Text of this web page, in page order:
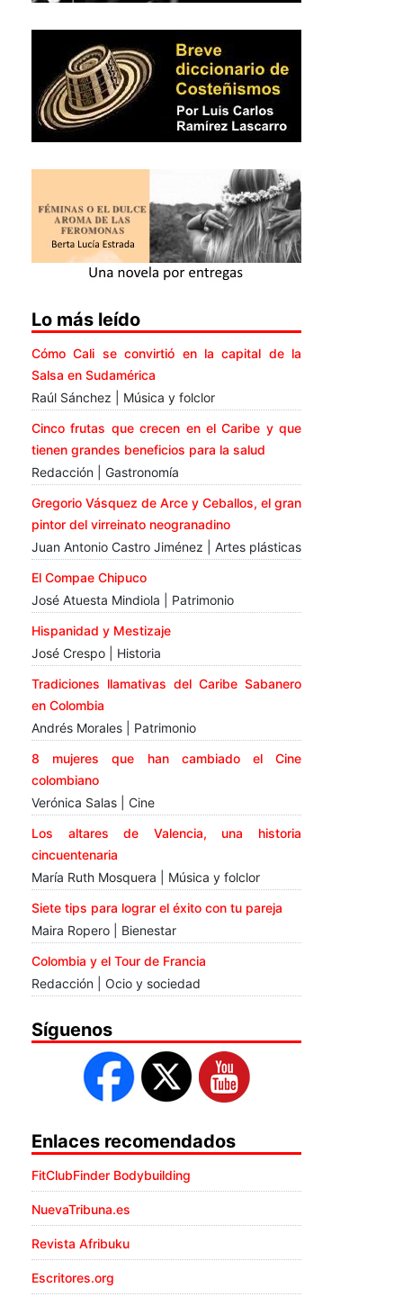
Lo más leído
Cómo Cali se convirtió en la capital de la
Salsa en Sudamérica
Raúl Sánchez | Música y folclor
Cinco frutas que crecen en el Caribe y que
tienen grandes beneficios para la salud
Redacción | Gastronomía
Gregorio Vásquez de Arce y Ceballos, el gran
pintor del virreinato neogranadino
Juan Antonio Castro Jiménez | Artes plásticas
El Compae Chipuco
José Atuesta Mindiola | Patrimonio
Hispanidad y Mestizaje
José Crespo | Historia
Tradiciones llamativas del Caribe Sabanero
en Colombia
Andrés Morales | Patrimonio
8 mujeres que han cambiado el Cine
colombiano
Verónica Salas | Cine
Los altares de Valencia, una historia
cincuentenaria
María Ruth Mosquera | Música y folclor
Siete tips para lograr el éxito con tu pareja
Maira Ropero | Bienestar
Colombia y el Tour de Francia
Redacción | Ocio y sociedad
Síguenos
Enlaces recomendados
FitClubFinder Bodybuilding
NuevaTribuna.es
Revista Afribuku
Escritores.org